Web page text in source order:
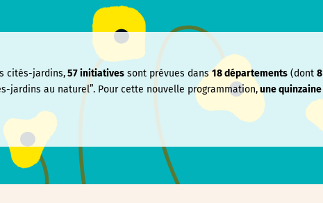
cités-jardins,57 initiatives sont prévues dans18 départements (dont8
jardins au naturel”. Pour cette nouvelle programmation,une quinzaine